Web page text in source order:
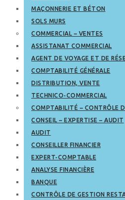
MAÇONNERIE ET BÉTON
SOLS MURS
COMMERCIAL – VENTES
ASSISTANAT COMMERCIAL
AGENT DE VOYAGE ET DE
COMPTABILITÉ GÉNÉRALE
DISTRIBUTION, VENTE
TECHNICO-COMMERCIAL
COMPTABILITÉ – CONTRÔLE
CONSEIL – EXPERTISE – AUDIT
AUDIT
CONSEILLER FINANCIER
EXPERT-COMPTABLE
ANALYSE FINANCIÈRE
BANQUE
CONTRÔLE DE GESTION